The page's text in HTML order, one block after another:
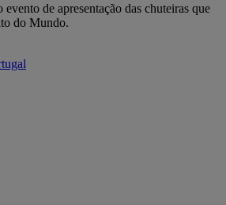
de apresentação das chuteiras que
do Mundo.